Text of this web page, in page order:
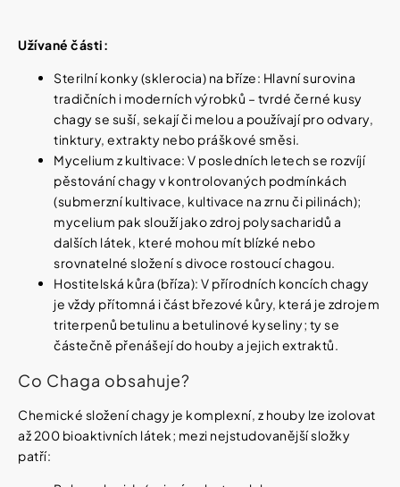
Užívané části:
Sterilní konky (sklerocia) na bříze: Hlavní surovina
tradičních i moderních výrobků – tvrdé černé kusy
chagy se suší, sekají či melou a používají pro odvary,
tinktury, extrakty nebo práškové směsi.
Mycelium z kultivace: V posledních letech se rozvíjí
pěstování chagy v kontrolovaných podmínkách
(submerzní kultivace, kultivace na zrnu či pilinách);
mycelium pak slouží jako zdroj polysacharidů a
dalších látek, které mohou mít blízké nebo
srovnatelné složení s divoce rostoucí chagou.
Hostitelská kůra (bříza): V přírodních koncích chagy
je vždy přítomná i část březové kůry, která je zdrojem
triterpenů betulinu a betulinové kyseliny; ty se
částečně přenášejí do houby a jejich extraktů.
Co Chaga obsahuje?
Chemické složení chagy je komplexní, z houby lze izolovat
až 200 bioaktivních látek; mezi nejstudovanější složky
patří: